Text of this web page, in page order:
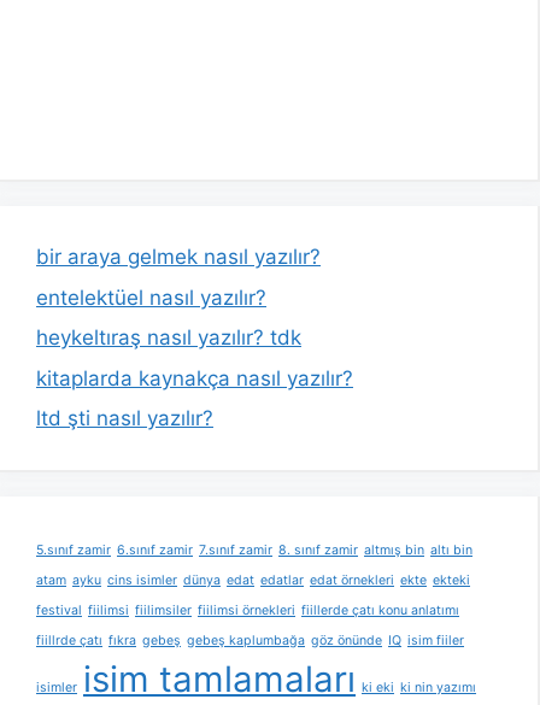
bir araya gelmek nasıl yazılır?
entelektüel nasıl yazılır?
heykeltıraş nasıl yazılır? tdk
kitaplarda kaynakça nasıl yazılır?
ltd şti nasıl yazılır?
5.sınıf zamir 6.sınıf zamir 7.sınıf zamir 8. sınıf zamir altmış bin altı bin
atam ayku cins isimler dünya edat edatlar edat örnekleri ekte ekteki
festival fiilimsi fiilimsiler fiilimsi örnekleri fiillerde çatı konu anlatımı
fiillrde çatı fıkra gebeş gebeş kaplumbağa göz önünde IQ isim fiiler
isimler isim tamlamaları ki eki ki nin yazımı